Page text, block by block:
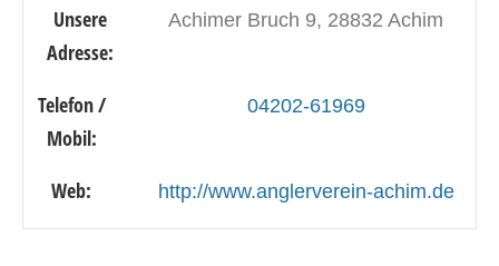
Unsere
Adresse:
Achimer Bruch 9, 28832 Achim
Telefon /
Mobil:
04202-61969
Web: http://www.anglerverein-achim.de